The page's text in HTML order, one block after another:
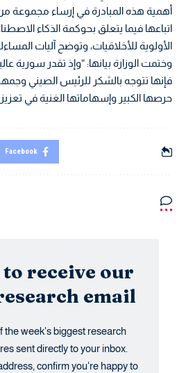
أهمية هذه المبادرة في إرساء مجموعة
اتباعها فيما يتعلق بحوكمة الذكاء
الأولوية للأخلاقيات، وتوضح آليات
وختمت الوزارة بيانها: “وإذ تقدر سورية
فإنها تتوجه بالشكر للرئيس الصيني
حرصها الكبير وإسهاماتها الغنية في
Facebook
receive our
email
the week's biggest research
sent directly to your inbox.
confirm you're happy to